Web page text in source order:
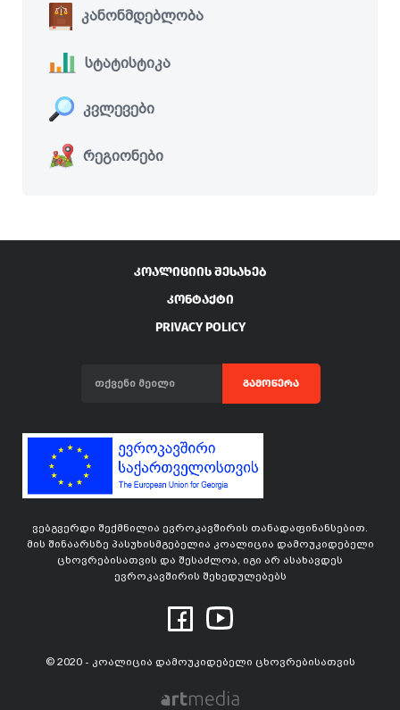
კანონმდებლობა
სტატისტიკა
კვლევები
რეგიონები
ᲙᲝᲐᲚᲘᲪᲘᲘᲡ ᲨᲔᲡᲐᲮᲔᲑ
ᲙᲝᲜᲢᲐᲥᲢᲘ
PRIVACY POLICY
ᲒᲐᲛᲝᲬᲔᲠᲐ
ვებგვერდი შექმნილია ევროკავშირის თანადაფინანსებით.
მის შინაარსზე პასუხისმგებელია კოალიცია დამოუკიდებელი
ცხოვრებისათვის და შესაძლოა, იგი არ ასახავდეს
ევროკავშირის შეხედულებებს
© 2020 - კოალიცია დამოუკიდებელი ცხოვრებისათვის